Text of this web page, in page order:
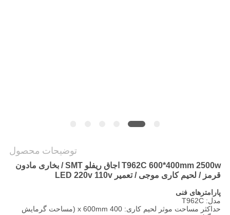
توضیحات محصول
T962C 600*400mm 2500w اجاق ريفلو SMT / بخاری مادون
قرمز / لحیم کاری موجی / تعمیر LED 220v 110v
پارامترهای فنی
مدل: T962C
حداکثر مساحت موثر لحیم کاری: 400 x 600mm (مساحت گرمایش